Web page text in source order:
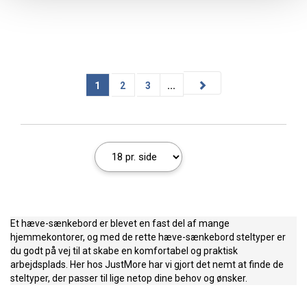
1 2 3 ...
Et hæve-sænkebord er blevet en fast del af mange
hjemmekontorer, og med de rette hæve-sænkebord steltyper er
du godt på vej til at skabe en komfortabel og praktisk
arbejdsplads. Her hos JustMore har vi gjort det nemt at finde de
steltyper, der passer til lige netop dine behov og ønsker.